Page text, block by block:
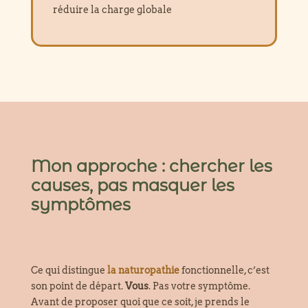
réduire la charge globale
Mon approche : chercher les
causes, pas masquer les
symptômes
Ce qui distingue la naturopathiefonctionnelle, c’est
son point de départ.Vous. Pas votre symptôme.
Avant de proposer quoi que ce soit, je prends le